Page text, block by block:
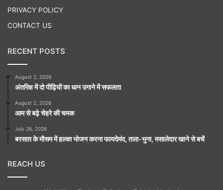
PRIVACY POLICY
CONTACT US
RECENT POSTS
August 2, 2026
अंतरिक्ष में दो पीढ़ियों का धान उगाने में सफलता
August 2, 2026
आम से बढ़े चेहरे की चमक
July 26, 2026
बरसात के मौसम में हल्का भोजन करना फायदेमंद, तला-भुना, मसालेदार खाने से बचें
REACH US